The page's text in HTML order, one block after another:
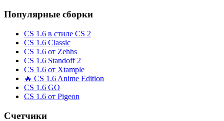
Популярные сборки
CS 1.6 в стиле CS 2
CS 1.6 Classic
CS 1.6 от Zehhs
CS 1.6 Standoff 2
CS 1.6 от Xtample
🔥 CS 1.6 Anime Edition
CS 1.6 GO
CS 1.6 от Pigeon
Счетчики